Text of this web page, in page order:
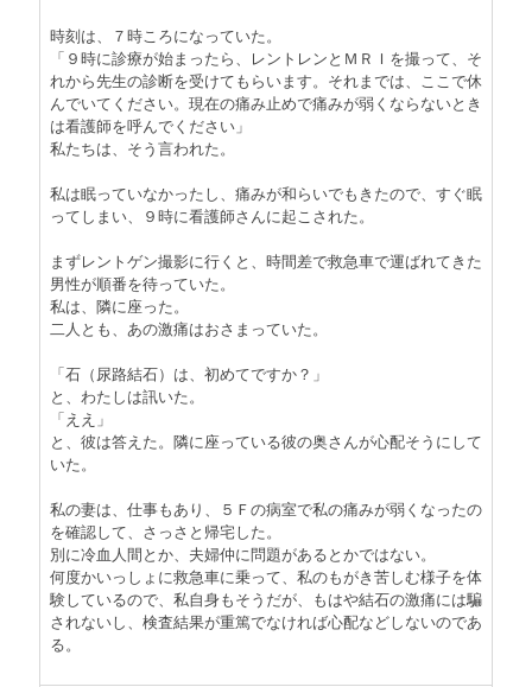
時刻は、７時ころになっていた。
「９時に診療が始まったら、レントレンとＭＲＩを撮って、そ
れから先生の診断を受けてもらいます。それまでは、ここで休
んでいてください。現在の痛み止めで痛みが弱くならないとき
は看護師を呼んでください」
私たちは、そう言われた。
私は眠っていなかったし、痛みが和らいでもきたので、すぐ眠
ってしまい、９時に看護師さんに起こされた。
まずレントゲン撮影に行くと、時間差で救急車で運ばれてきた
男性が順番を待っていた。
私は、隣に座った。
二人とも、あの激痛はおさまっていた。
「石（尿路結石）は、初めてですか？」
と、わたしは訊いた。
「ええ」
と、彼は答えた。隣に座っている彼の奥さんが心配そうにして
いた。
私の妻は、仕事もあり、５Ｆの病室で私の痛みが弱くなったの
を確認して、さっさと帰宅した。
別に冷血人間とか、夫婦仲に問題があるとかではない。
何度かいっしょに救急車に乗って、私のもがき苦しむ様子を体
験しているので、私自身もそうだが、もはや結石の激痛には騙
されないし、検査結果が重篤でなければ心配などしないのであ
る。